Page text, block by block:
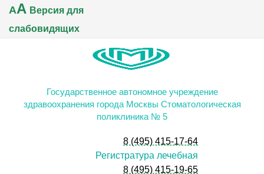
AA Версия для
слабовидящих
Государственное автономное учреждение
здравоохранения города Москвы Стоматологическая
поликлиника № 5
8 (495) 415-17-64
Регистратура лечебная
8 (495) 415-19-65